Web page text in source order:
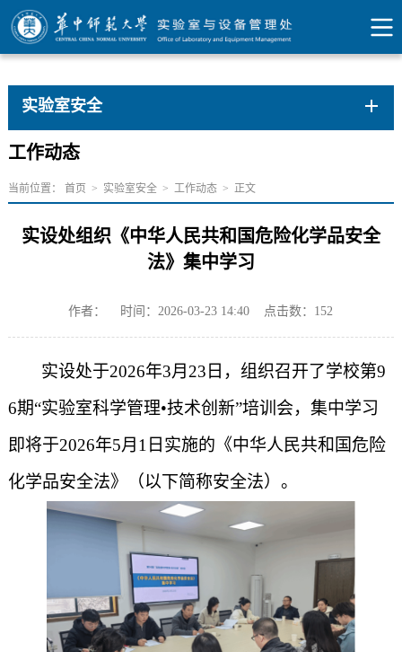
实验室安全
工作动态
当前位置： 首页 > 实验室安全 > 工作动态 > 正文
实设处组织《中华人民共和国危险化学品安全
法》集中学习
作者： 时间：2026-03-23 14:40 点击数： 152
实设处于2026年3月23日，组织召开了学校第9
6期“实验室科学管理•技术创新”培训会，集中学习
即将于2026年5月1日实施的《中华人民共和国危险
化学品安全法》（以下简称安全法）。